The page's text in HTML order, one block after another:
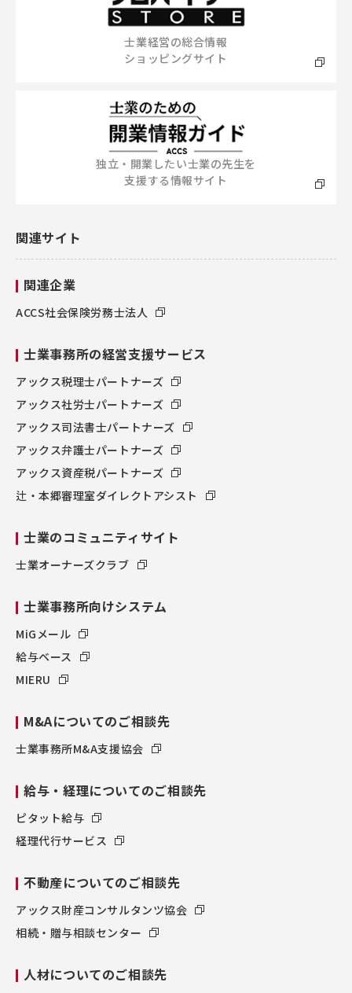
士業経営の総合情報
ショッピングサイト
独立・開業したい士業の先生を
支援する情報サイト
関連サイト
関連企業
ACCS社会保険労務士法人
士業事務所の経営支援サービス
アックス税理士パートナーズ
アックス社労士パートナーズ
アックス司法書士パートナーズ
アックス弁護士パートナーズ
アックス資産税パートナーズ
辻・本郷審理室ダイレクトアシスト
士業のコミュニティサイト
士業オーナーズクラブ
士業事務所向けシステム
MiGメール
給与ベース
MIERU
M&Aについてのご相談先
士業事務所M&A支援協会
給与・経理についてのご相談先
ピタット給与
経理代行サービス
不動産についてのご相談先
アックス財産コンサルタンツ協会
相続・贈与相談センター
人材についてのご相談先